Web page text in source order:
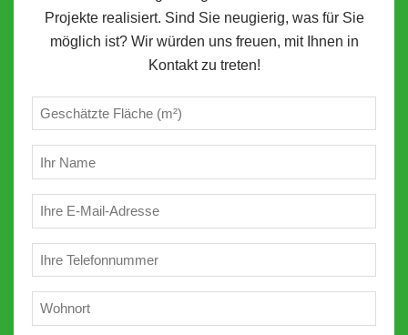
Projekte realisiert. Sind Sie neugierig, was für Sie
möglich ist? Wir würden uns freuen, mit Ihnen in
Kontakt zu treten!
m²
Name
Mail
(erforderlich)
(erforderlich)